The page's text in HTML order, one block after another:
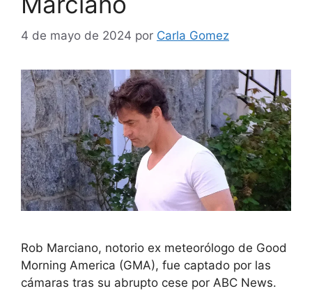
4 de mayo de 2024 por Carla Gomez
Rob Marciano, notorio ex meteorólogo de Good
Morning America (GMA), fue captado por las
cámaras tras su abrupto cese por ABC News.